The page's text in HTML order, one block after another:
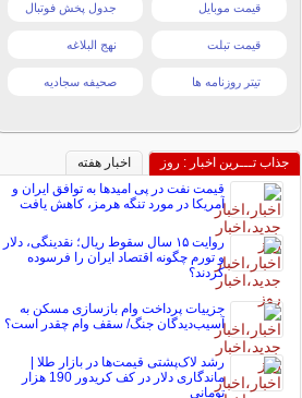
قیمت موبایل جدول پخش فوتبال
قیمت تبلت نهج البلاغه
تیتر روزنامه ها صحیفه سجادیه
جذاب تـــرین اخبار : روز
اخبار هفته
قیمت نفت در پی امیدها به توافق ایران و
آمریکا در مورد تنگه هرمز، کاهش یافت
روایت ۱۵ سال سقوط ریال؛ نقدینگی، دلار
و تورم چگونه اقتصاد ایران را فرسوده
کردند؟
جزییات پرداخت وام بازسازی مسکن به
آسیب‌دیدگان جنگ/ سقف وام چقدر است؟
رشد لاک‌پشتی قیمت‌ها در بازار طلا |
ماندگاری دلار در کف کریدور 190 هزار
تومانی